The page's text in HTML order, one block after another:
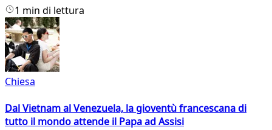
1 min di lettura
Chiesa
Dal Vietnam al Venezuela, la gioventù francescana di
tutto il mondo attende il Papa ad Assisi